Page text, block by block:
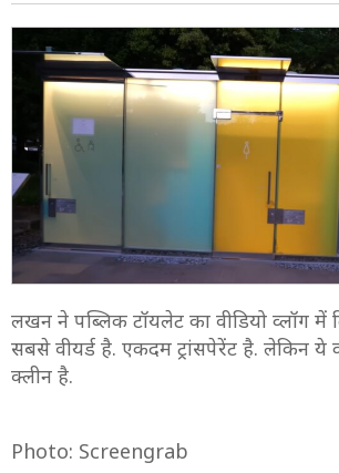
लखन ने पब्लिक टॉयलेट का वीडियो व्लॉग में
सबसे वीयर्ड है. एकदम ट्रांसपेरेंट है. लेकिन ये
क्लीन है.
Photo: Screengrab